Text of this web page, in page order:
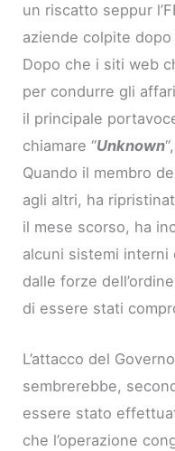
un riscatto seppur
aziende colpite dopo
Dopo che i siti web
per condurre gli
il principale
chiamare “Unknown
Quando il membro
agli altri, ha
il mese scorso, ha
alcuni sistemi interni
dalle forze
di essere stati
L’attacco del
sembrerebbe,
essere stato
che l’operazione